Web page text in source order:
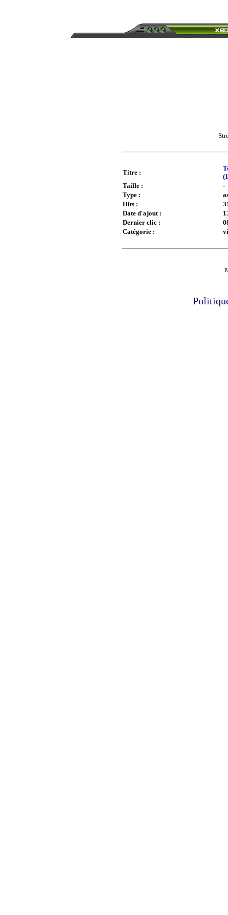
Titre :
Taille :
-
Type :
Hits :
Date d'ajout :
Dernier clic :
Catégorie :